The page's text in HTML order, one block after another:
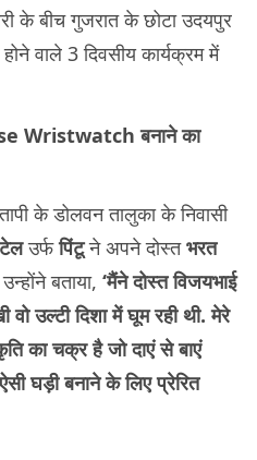
के बीच गुजरात के छोटा उदयपुर
वाले 3 दिवसीय कार्यक्रम में
Wristwatch बनाने का
के डोलवन तालुका के निवासी
उर्फ​​​​पिंटूने अपने दोस्तभरत
बताया, ‘मैंने दोस्त विजयभाई
वो उल्टी दिशा में घूम रही थी. मेरे
का चक्र है जो दाएं से बाएं
घड़ी बनाने के लिए प्रेरित